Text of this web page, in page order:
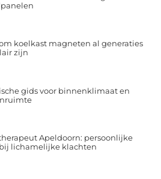
koelkast magneten al generaties
zijn
gids voor binnenklimaat en
Apeldoorn: persoonlijke
lichamelijke klachten